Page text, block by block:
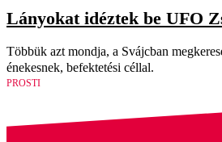
Lányokat idéztek be UFO
Többük azt mondja, a Svájcban
énekesnek, befektetési céllal.
PROSTI